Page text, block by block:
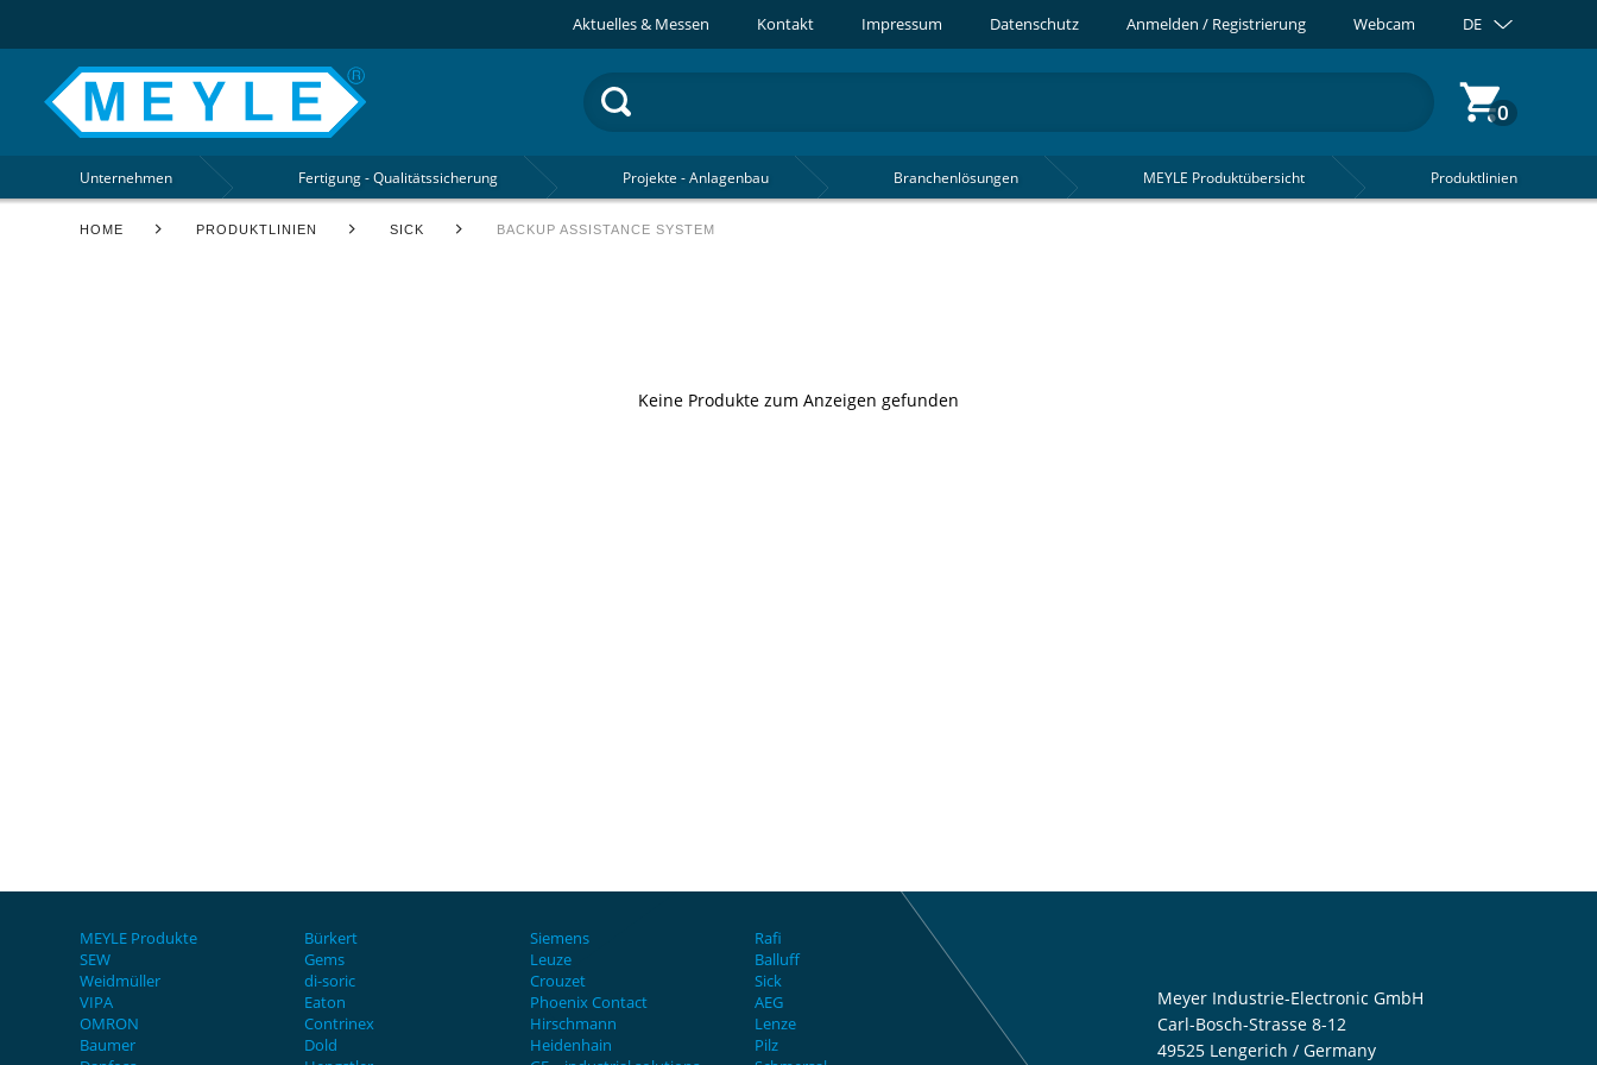
Aktuelles & Messen Kontakt Impressum Datenschutz Anmelden / Registrierung Webcam DE
0
Produktlinien
MEYLE Produktübersicht
Branchenlösungen
Projekte - Anlagenbau
Fertigung - Qualitätssicherung
Unternehmen
HOME PRODUKTLINIEN SICK BACKUP ASSISTANCE SYSTEM
Keine Produkte zum Anzeigen gefunden
MEYLE Produkte Bürkert Siemens
Rafi
SEW
Gems Leuze
Balluff
Weidmüller
di-soric Crouzet
Sick
VIPA
Eaton Phoenix Contact
AEG
OMRON
Contrinex Hirschmann
Lenze
Baumer
Dold Heidenhain
Pilz
Meyer Industrie-Electronic GmbH
Carl-Bosch-Strasse 8-12
49525 Lengerich / Germany